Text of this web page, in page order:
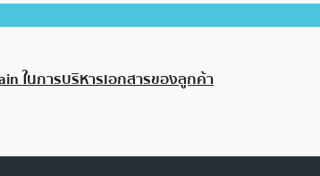
ในการบริหารเอกสารของลูกค้า